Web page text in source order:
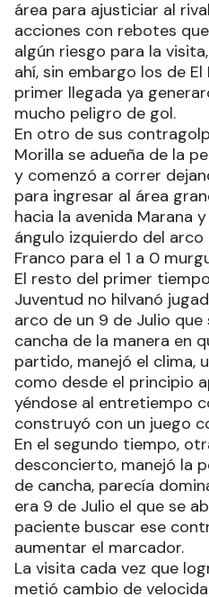
área para ajusticiar al
acciones con rebotes
algún riesgo para la
ahí, sin embargo los de
primer llegada ya
mucho peligro de gol.
En otro de sus
Morilla se adueña de la
y comenzó a correr
para ingresar al área
hacia la avenida Marana
ángulo izquierdo del
Franco para el 1 a 0
El resto del primer
Juventud no hilvanó
arco de un 9 de Julio
cancha de la manera en
partido, manejó el clima,
como desde el principio
yéndose al entretiempo
construyó con un juego
En el segundo tiempo,
desconcierto, manejó la
de cancha, parecía
era 9 de Julio el que se
paciente buscar ese
aumentar el marcador.
La visita cada vez que
metió cambio de